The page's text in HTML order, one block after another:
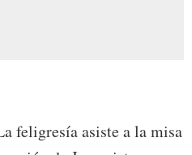
feligresía asiste a la misa